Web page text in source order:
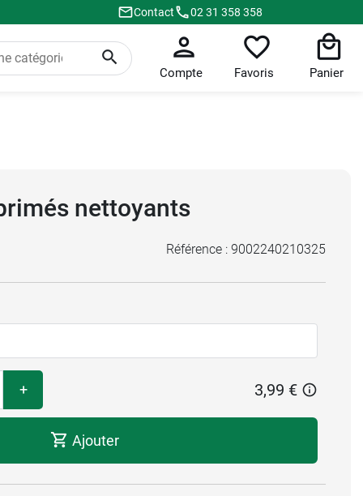
Contact 02 31 358 358
Compte Favoris Panier
nettoyants
Référence : 9002240210325
+ 3,99 €
Ajouter